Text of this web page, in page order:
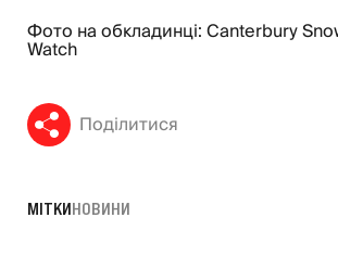
Фото на обкладинці: Canterbury
Watch
Поділитися
МІТКИНОВИНИ